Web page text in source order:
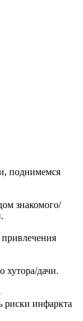
поднимемся
знакомого/
хутора/дачи.
риски инфаркта